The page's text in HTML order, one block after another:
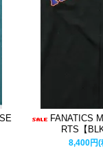
FANATICS
RTS【
8,400円(